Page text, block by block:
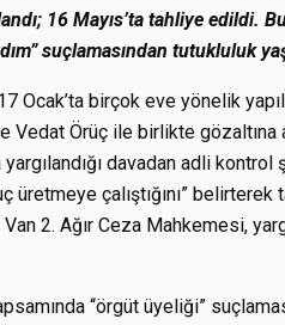
16 Mayıs’ta tahliye edildi.
suçlamasından tutukluluk
Ocak’ta birçok eve yönelik
Vedat Örüç ile birlikte gözaltına
davadan adli
çalıştığını” belirterek
2. Ağır Ceza Mahkemesi,
“örgüt üyeliği”